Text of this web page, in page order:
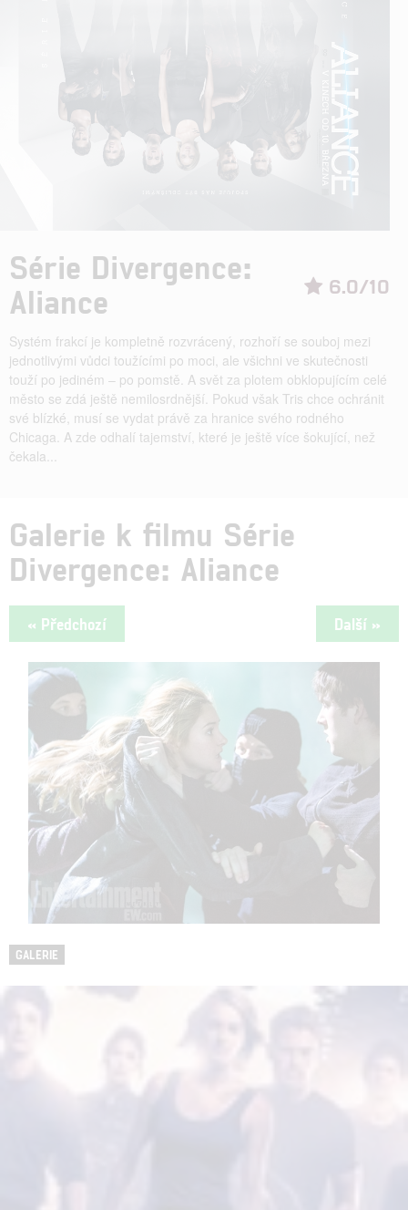
6.0/10
Série Divergence:
Aliance
Systém frakcí je kompletně rozvrácený, rozhoří se souboj mezi
jednotlivými vůdci toužícími po moci, ale všichni ve skutečnosti
touží po jediném – po pomstě. A svět za plotem obklopujícím celé
město se zdá ještě nemilosrdnější. Pokud však Tris chce ochránit
své blízké, musí se vydat právě za hranice svého rodného
Chicaga. A zde odhalí tajemství, které je ještě více šokující, než
čekala...
Galerie k filmu Série
Divergence: Aliance
« Předchozí Další »
GALERIE